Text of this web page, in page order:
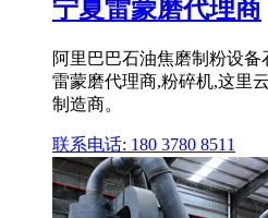
宁夏雷蒙磨代理商
阿里巴巴石油焦磨制粉设
雷蒙磨代理商,粉碎机,这里
制造商。
联系电话: 180 3780 8511